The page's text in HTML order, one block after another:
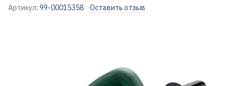
Артикул: 99-00015358 Оставить отзыв